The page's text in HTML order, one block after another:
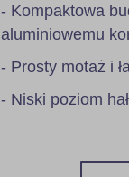
- Kompaktowa
aluminiowemu
- Prosty motaż i
- Niski poziom